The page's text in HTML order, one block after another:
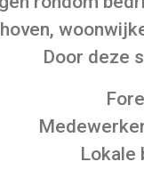
Door deze
Lokale